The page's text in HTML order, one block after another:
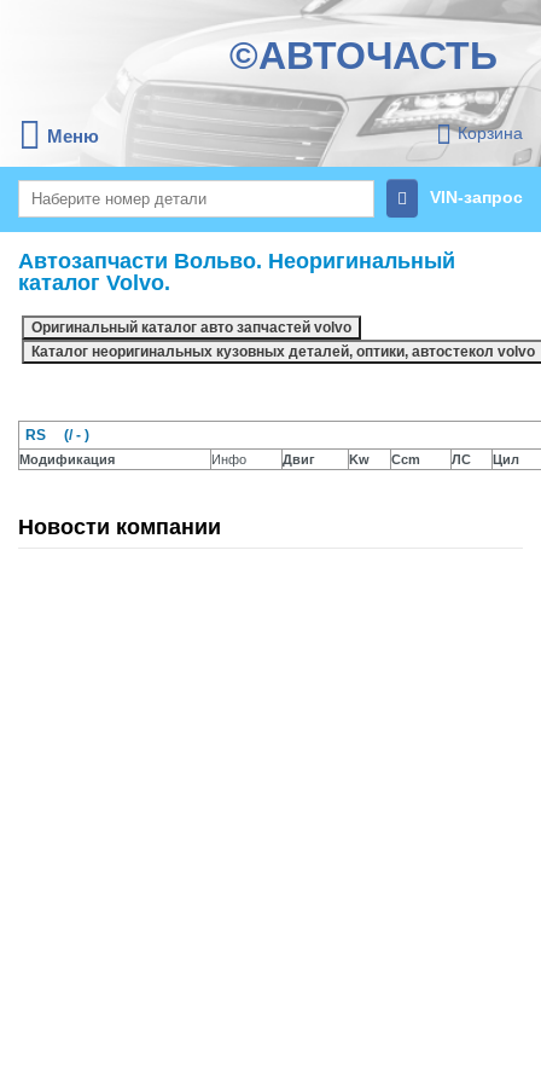
©АВТОЧАСТЬ
Меню Корзина
VIN-запрос
Автозапчасти Вольво. Неоригинальный
каталог Volvo.
RS (/ - )
Модификация Инфо Двиг Kw Ccm ЛС Цил
Новости компании